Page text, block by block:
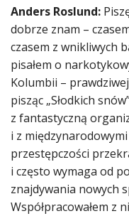
Anders Roslund:
dobrze znam –
czasem z wnikliwych
pisałem o
Kolumbii –
pisząc „Słodkich
z fantastyczną
i z
przestępczości
i często wymaga od
znajdywania nowych
Współpracowałem z